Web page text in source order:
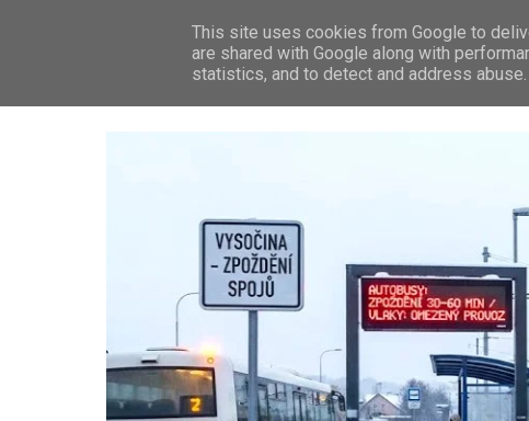
ZPRÁVY
This site uses cookies from Google to
are shared with Google along with
statistics, and to detect and address abuse.